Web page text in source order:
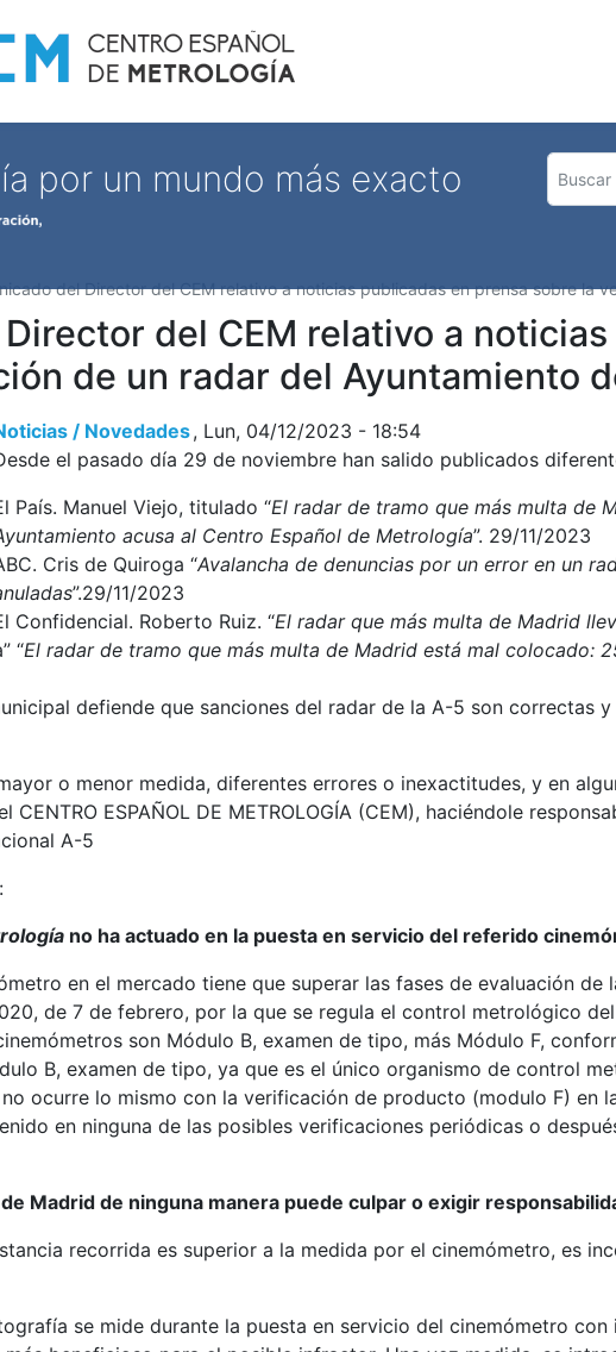
por un mundo más exacto
del Director del CEM relativo a noticias publicadas en prensa sobre la
del CEM relativo a
de un radar del Ayuntamiento
/ Novedades
Lun, 04/12/2023 - 18:54
el pasado día 29 de noviembre han salido publicados
País. Manuel Viejo, titulado “El radar de tramo que más multa de
acusa al Centro Español de Metrología”. 29/11/2023
Cris de Quiroga “Avalancha de denuncias por un error en un
”.29/11/2023
Confidencial. Roberto Ruiz. “El radar que más multa de Madrid
“El radar de tramo que más multa de Madrid está mal colocado:
defiende que sanciones del radar de la A-5 son correctas
o menor medida, diferentes errores o inexactitudes, y en
ESPAÑOL DE METROLOGÍA (CEM), haciéndole
A-5
no ha actuado en la puesta en servicio del referido
en el mercado tiene que superar las fases de evaluación
de 7 de febrero, por la que se regula el control metrológico
son Módulo B, examen de tipo, más Módulo F,
B, examen de tipo, ya que es el único organismo de control
ocurre lo mismo con la verificación de producto (modulo F) en
en ninguna de las posibles verificaciones periódicas o
Madrid de ninguna manera puede culpar o exigir
recorrida es superior a la medida por el cinemómetro, es
se mide durante la puesta en servicio del cinemómetro